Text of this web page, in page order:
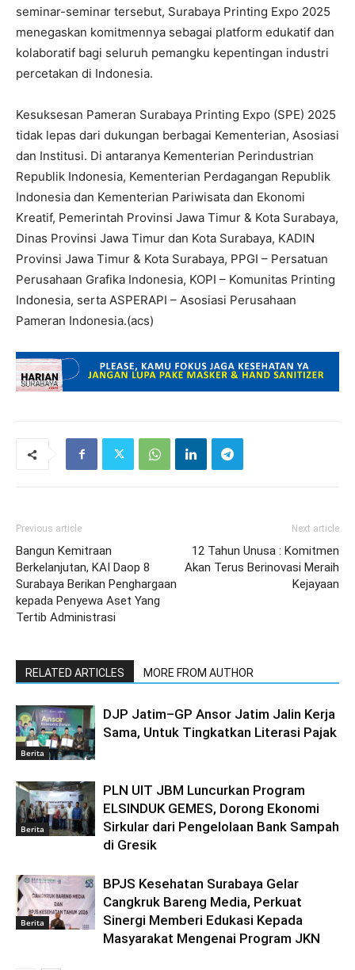
seminar-seminar tersebut, Surabaya Printing Expo 2025
menegaskan komitmennya sebagai platform edukatif dan
kolaboratif bagi seluruh pemangku kepentingan industri
percetakan di Indonesia.
Kesuksesan Pameran Surabaya Printing Expo (SPE) 2025
tidak lepas dari dukungan berbagai Kementerian, Asosiasi
dan Institusi. Di antaranya Kementerian Perindustrian
Republik Indonesia, Kementerian Perdagangan Republik
Indonesia dan Kementerian Pariwisata dan Ekonomi
Kreatif, Pemerintah Provinsi Jawa Timur & Kota Surabaya,
Dinas Provinsi Jawa Timur dan Kota Surabaya, KADIN
Provinsi Jawa Timur & Kota Surabaya, PPGI – Persatuan
Perusahaan Grafika Indonesia, KOPI – Komunitas Printing
Indonesia, serta ASPERAPI – Asosiasi Perusahaan
Pameran Indonesia.(acs)
Previous article
Bangun Kemitraan
Berkelanjutan, KAI Daop 8
Surabaya Berikan Penghargaan
kepada Penyewa Aset Yang
Tertib Administrasi
Next article
12 Tahun Unusa : Komitmen
Akan Terus Berinovasi Meraih
Kejayaan
RELATED ARTICLES MORE FROM AUTHOR
Berita
DJP Jatim–GP Ansor Jatim Jalin Kerja
Sama, Untuk Tingkatkan Literasi Pajak
Berita
PLN UIT JBM Luncurkan Program
ELSINDUK GEMES, Dorong Ekonomi
Sirkular dari Pengelolaan Bank Sampah
di Gresik
Berita
BPJS Kesehatan Surabaya Gelar
Cangkruk Bareng Media, Perkuat
Sinergi Memberi Edukasi Kepada
Masyarakat Mengenai Program JKN